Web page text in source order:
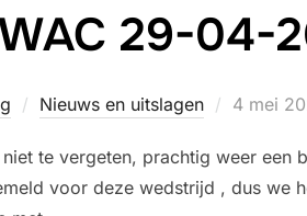
29-04-
Nieuws en uitslagen 4 mei
te vergeten, prachtig weer een
voor deze wedstrijd , dus we